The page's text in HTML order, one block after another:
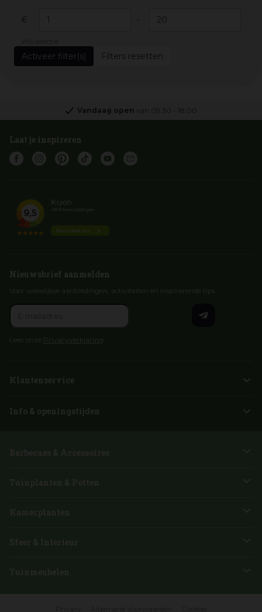
€ -
Filters resetten
Vandaag open van 09:30 18:00
Laat je inspireren
Nieuwsbrief aanmelden
Voor wekelijkse aanbiedingen, activiteiten en inspirerende tips
Lees onze Privacyverklaring
Klantenservice
Info & openingstijden